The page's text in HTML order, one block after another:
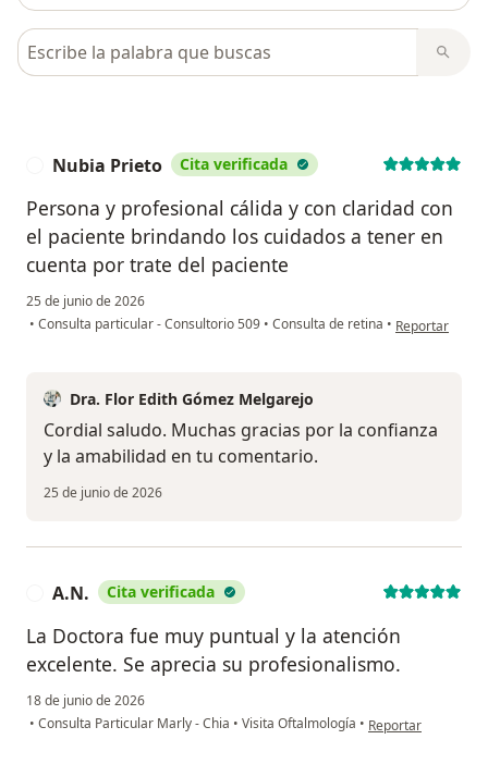
Busca en opiniones
Nubia Prieto Cita verificada
Persona y profesional cálida y con claridad con
el paciente brindando los cuidados a tener en
cuenta por trate del paciente
25 de junio de 2026
• Consulta particular - Consultorio 509 • Consulta de retina • en opinión del
Reportar
Dra. Flor Edith Gómez Melgarejo
Cordial saludo. Muchas gracias por la confianza
y la amabilidad en tu comentario.
25 de junio de 2026
A.N. Cita verificada
La Doctora fue muy puntual y la atención
excelente. Se aprecia su profesionalismo.
18 de junio de 2026
• Consulta Particular Marly - Chia • Visita Oftalmología • en opinión del
Reportar